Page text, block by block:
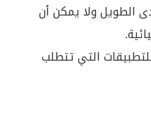
الطويل ولا يمكن أن
التي تتطلب